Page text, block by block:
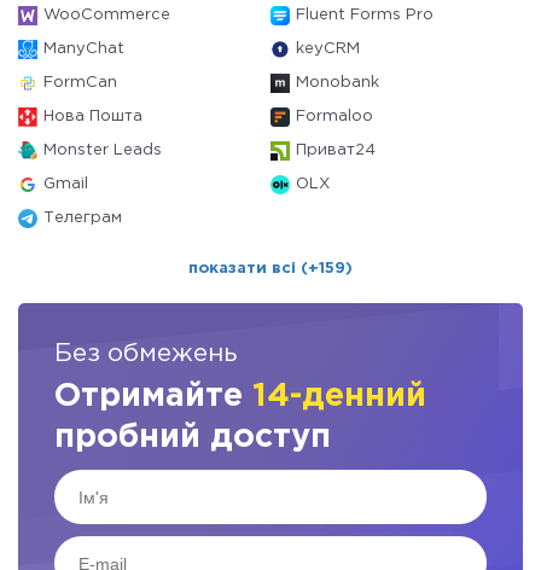
WooCommerce Fluent Forms Pro
ManyChat keyCRM
FormCan Monobank
Нова Пошта Formaloo
Monster Leads Приват24
Gmail OLX
Телеграм
показати всі (+159)
Без обмежень
Отримайте 14-денний
пробний доступ